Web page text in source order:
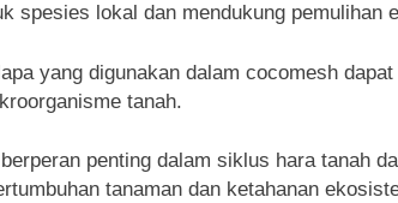
spesies lokal dan mendukung pemulihan
yang digunakan dalam cocomesh
tanah.
penting dalam siklus hara tanah
tanaman dan ketahanan